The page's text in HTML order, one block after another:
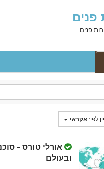
פנים
פנים
לפי: אקראי
אורלי טורס -
ובעולם